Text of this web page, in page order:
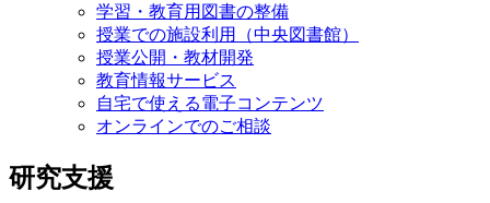
学習・教育用図書の整備
授業での施設利用（中央図書館）
授業公開・教材開発
教育情報サービス
自宅で使える電子コンテンツ
オンラインでのご相談
研究支援